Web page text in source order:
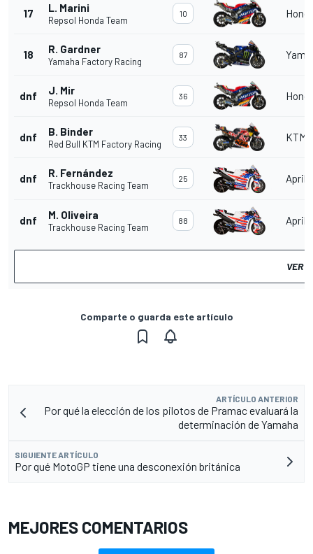
17 L. Marini
Repsol Honda Team
10
18 R. Gardner
Yamaha Factory Racing
87
dnf J. Mir
Repsol Honda Team
36
dnf B. Binder
Red Bull KTM Factory Racing
33 KTM
dnf R. Fernández
Trackhouse Racing Team
25
dnf M. Oliveira
Trackhouse Racing Team
88
VER
Comparte o guarda este artículo
ARTÍCULO ANTERIOR
Por qué la elección de los pilotos de Pramac evaluará la
determinación de Yamaha
SIGUIENTE ARTÍCULO
Por qué MotoGP tiene una desconexión británica
MEJORES COMENTARIOS